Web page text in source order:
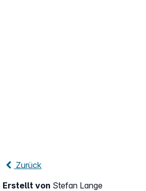
Zurück
Erstellt von Stefan Lange